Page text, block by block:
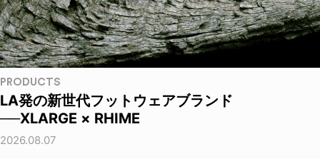
PRODUCTS
LA発の新世代フットウェアブランド
──XLARGE × RHIME
2026.08.07